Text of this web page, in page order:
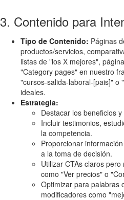
3. Contenido para
Tipo de Contenido: Páginas
productos/servicios,
listas de "los X mejores",
"Category pages" en nuestro
"cursos-salida-laboral-[pais]" o
ideales.
Estrategia:
Destacar los beneficios
Incluir testimonios,
la competencia.
Proporcionar
a la toma de decisión.
Utilizar CTAs claros
como "Ver precios" o
Optimizar para palabras
modificadores como